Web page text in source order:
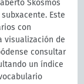
Skosmos
Este
con
visualización de
consultar
un índice